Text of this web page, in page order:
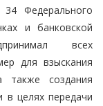
Федерального
и банковской
всех
для взыскания
также создания
в целях передачи